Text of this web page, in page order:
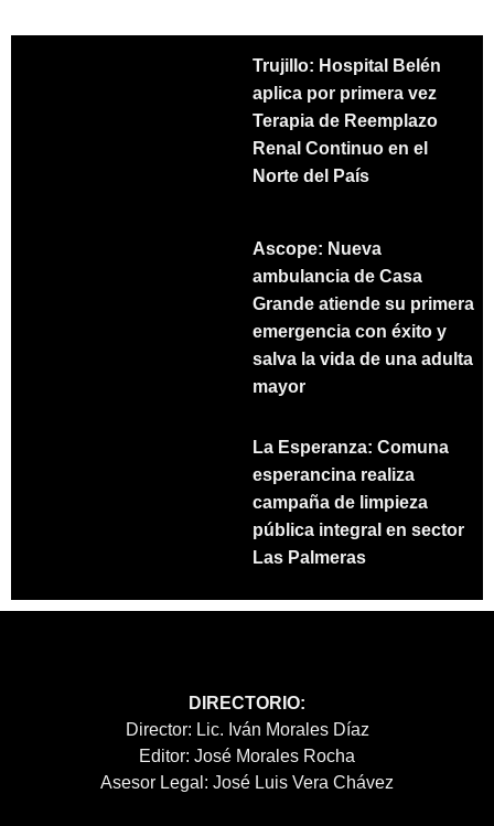
Trujillo: Hospital Belén
aplica por primera vez
Terapia de Reemplazo
Renal Continuo en el
Norte del País
Ascope: Nueva
ambulancia de Casa
Grande atiende su primera
emergencia con éxito y
salva la vida de una adulta
mayor
La Esperanza: Comuna
esperancina realiza
campaña de limpieza
pública integral en sector
Las Palmeras
DIRECTORIO:
Director: Lic. Iván Morales Díaz
Editor: José Morales Rocha
Asesor Legal: José Luis Vera Chávez